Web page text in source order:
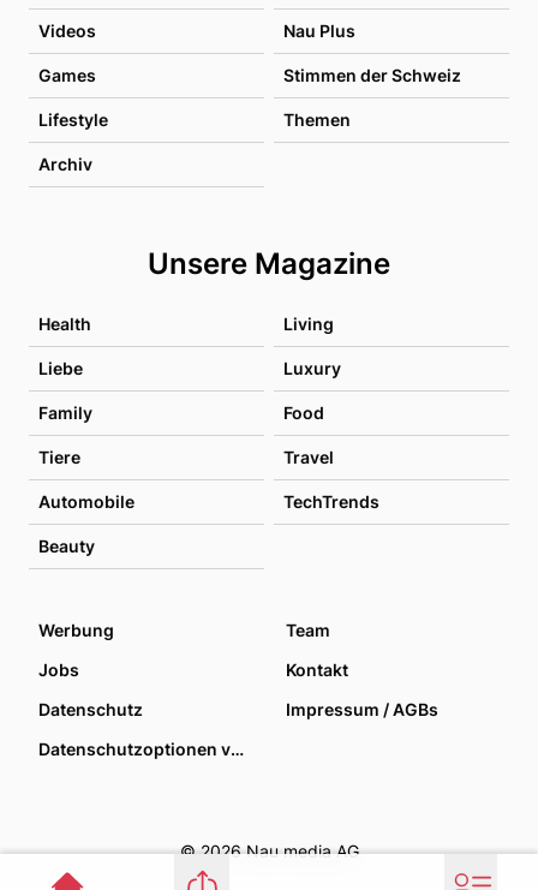
Videos Nau Plus
Games Stimmen der Schweiz
Lifestyle Themen
Archiv
Unsere Magazine
Health Living
Liebe Luxury
Family Food
Tiere Travel
Automobile TechTrends
Beauty
Werbung
Team
Jobs
Kontakt
Datenschutz
Impressum / AGBs
Datenschutzoptionen verwalten
© 2026 Nau media AG